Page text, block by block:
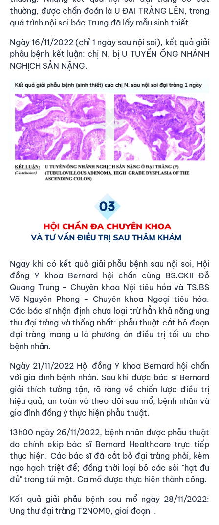
thường, được chẩn đoán là U ĐẠI TRÀNG LÊN, trong
quá trình nội soi bác Trung đã lấy mẫu sinh thiết.
Ngày 16/11/2022 (chỉ 1 ngày sau nội soi), kết quả giải
phẫu bệnh kết luận: chị N. bị U TUYẾN ỐNG NHÁNH
NGHỊCH SẢN NẶNG.
Ngay khi có kết quả giải phẫu bệnh sau nội soi, Hội
đồng Y khoa Bernard hội chẩn cùng BS.CKII Đỗ
Quang Trung - Chuyên khoa Nội tiêu hóa và TS.BS
Võ Nguyên Phong - Chuyên khoa Ngoại tiêu hóa.
Các bác sĩ nhận định chưa loại trừ hẳn khả năng ung
thư đại tràng và thống nhất: phẫu thuật cắt bỏ đoạn
đại tràng mang u là phương án điều trị tối ưu cho
bệnh nhân.
Ngày 21/11/2022 Hội đồng Y khoa Bernard hội chẩn
với gia đình bệnh nhân. Sau khi được bác sĩ Bernard
giải thích tường tận, rõ ràng về chiến lược điều trị
hiệu quả, an toàn và theo dõi sau mổ, bệnh nhân và
gia đình đồng ý thực hiện phẫu thuật.
13h00 ngày 26/11/2022, bệnh nhân được phẫu thuật
do chính ekip bác sĩ Bernard Healthcare trực tiếp
thực hiện. Các bác sĩ đã cắt bỏ đại tràng phải, kèm
nạo hạch triệt để; đồng thời loại bỏ các sỏi "hạt đu
đủ" trong túi mật. Ca mổ được thực hiện thành công.
Kết quả giải phẫu bệnh sau mổ ngày 28/11/2022:
Ung thư đại tràng T2N0M0, giai đoạn I.